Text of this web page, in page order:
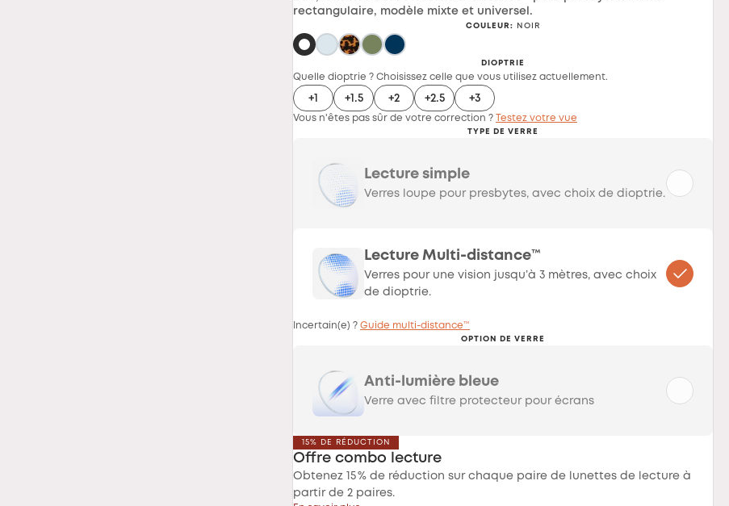
rectangulaire, modèle mixte et universel.
COULEUR : NOIR
DIOPTRIE
Quelle dioptrie ? Choisissez celle que vous utilisez actuellement.
+1 +1.5 +2 +2.5 +3
Vous n'êtes pas sûr de votre correction ? Testez votre vue
TYPE DE VERRE
Lecture simple
Verres loupe pour presbytes, avec choix de dioptrie.
Lecture Multi-distance™
Verres pour une vision jusqu’à 3 mètres, avec choix
de dioptrie.
Incertain(e) ? Guide multi-distance™
OPTION DE VERRE
Anti-lumière bleue
Verre avec filtre protecteur pour écrans
15% DE RÉDUCTION
Offre combo lecture
Obtenez 15 % de réduction sur chaque paire de lunettes de lecture à
partir de 2 paires.